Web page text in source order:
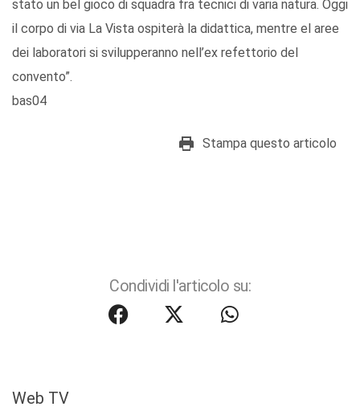
stato un bel gioco di squadra fra tecnici di varia natura. Oggi
il corpo di via La Vista ospiterà la didattica, mentre el aree
dei laboratori si svilupperanno nell’ex refettorio del
convento”.
bas04
Stampa questo articolo
Condividi l'articolo su:
Web TV